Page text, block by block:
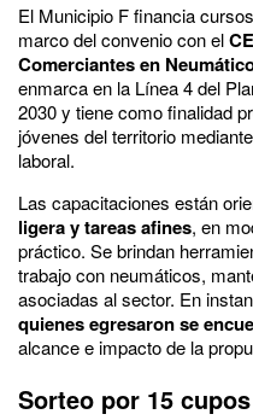
El Municipio F financia
marco del convenio con el
Comerciantes en
enmarca en la Línea 4 del
2030 y tiene como finalidad
jóvenes del territorio
laboral.
Las capacitaciones están
ligera y tareas afines, en
práctico. Se brindan
trabajo con neumáticos,
asociadas al sector. En
quienes egresaron se
alcance e impacto de la
Sorteo por 15 cupos